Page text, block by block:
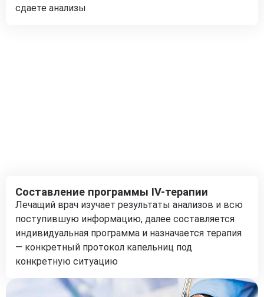
сдаете анализы
Составление программы IV-терапии
Лечащий врач изучает результаты анализов и всю
поступившую информацию, далее составляется
индивидуальная программа и назначается терапия
— конкретный протокол капельниц под
конкретную ситуацию